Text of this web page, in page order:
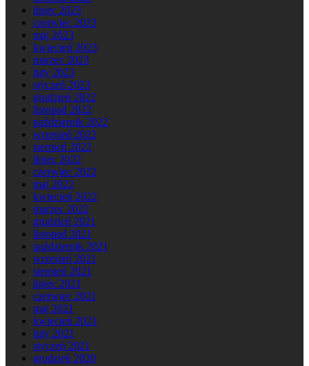
lipiec 2023
czerwiec 2023
maj 2023
kwiecień 2023
marzec 2023
luty 2023
styczeń 2023
grudzień 2022
listopad 2022
październik 2022
wrzesień 2022
sierpień 2022
lipiec 2022
czerwiec 2022
maj 2022
kwiecień 2022
marzec 2022
grudzień 2021
listopad 2021
październik 2021
wrzesień 2021
sierpień 2021
lipiec 2021
czerwiec 2021
maj 2021
kwiecień 2021
luty 2021
styczeń 2021
grudzień 2020